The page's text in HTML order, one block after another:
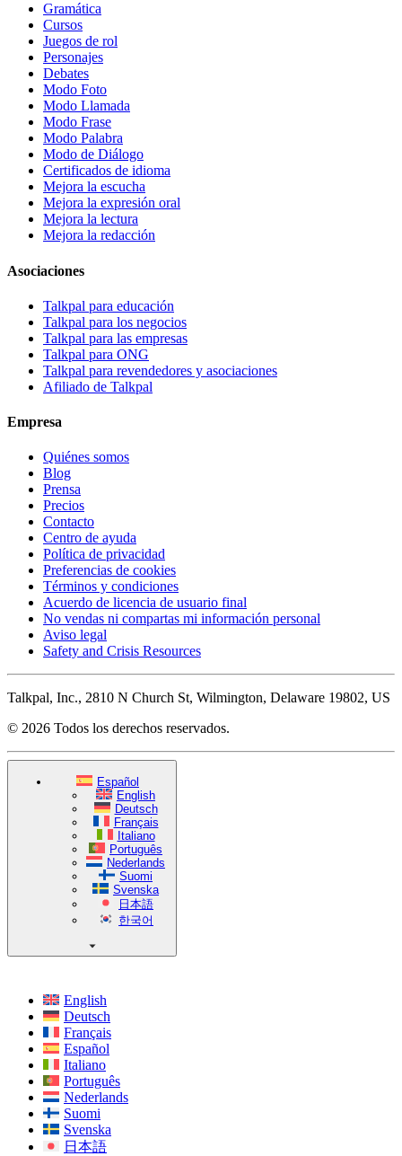
Gramática
Cursos
Juegos de rol
Personajes
Debates
Modo Foto
Modo Llamada
Modo Frase
Modo Palabra
Modo de Diálogo
Certificados de idioma
Mejora la escucha
Mejora la expresión oral
Mejora la lectura
Mejora la redacción
Asociaciones
Talkpal para educación
Talkpal para los negocios
Talkpal para las empresas
Talkpal para ONG
Talkpal para revendedores y asociaciones
Afiliado de Talkpal
Empresa
Quiénes somos
Blog
Prensa
Precios
Contacto
Centro de ayuda
Política de privacidad
Preferencias de cookies
Términos y condiciones
Acuerdo de licencia de usuario final
No vendas ni compartas mi información personal
Aviso legal
Safety and Crisis Resources
Talkpal, Inc., 2810 N Church St, Wilmington, Delaware 19802, US
© 2026 Todos los derechos reservados.
Español
English
Deutsch
Français
Italiano
Português
Nederlands
Suomi
Svenska
日本語
한국어
English
Deutsch
Français
Español
Italiano
Português
Nederlands
Suomi
Svenska
日本語